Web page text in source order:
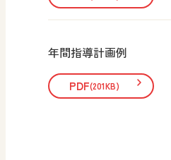
年間指導計画例
PDF(201KB)